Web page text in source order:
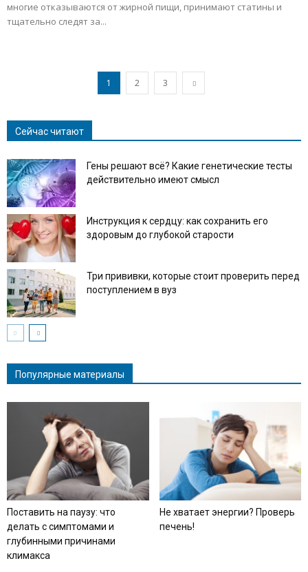
многие отказываются от жирной пищи, принимают статины и
тщательно следят за...
1 2 3
Сейчас читают
Гены решают всё? Какие генетические тесты
действительно имеют смысл
Инструкция к сердцу: как сохранить его
здоровым до глубокой старости
Три прививки, которые стоит проверить перед
поступлением в вуз
Популярные материалы
Поставить на паузу: что
делать с симптомами и
глубинными причинами
климакса
Не хватает энергии? Проверь
печень!